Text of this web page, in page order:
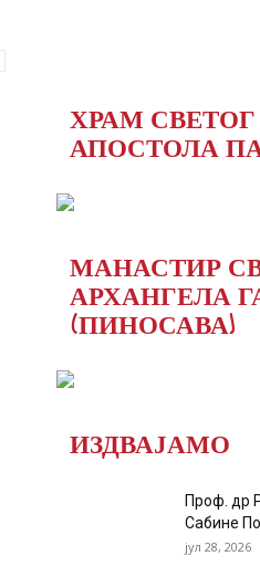
ХРАМ СВЕТОГ
АПОСТОЛА
МАНАСТИР
АРХАНГЕЛА
(ПИНОСАВА)
ИЗДВАЈАМО
Проф. др
Сабине
јул 28, 2026